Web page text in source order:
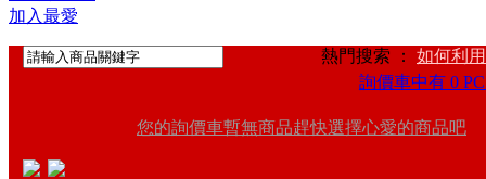
加入最愛
熱門搜索 ： 如何利
詢價車中有 0
您的詢價車暫無商品趕快選擇心愛的商品吧